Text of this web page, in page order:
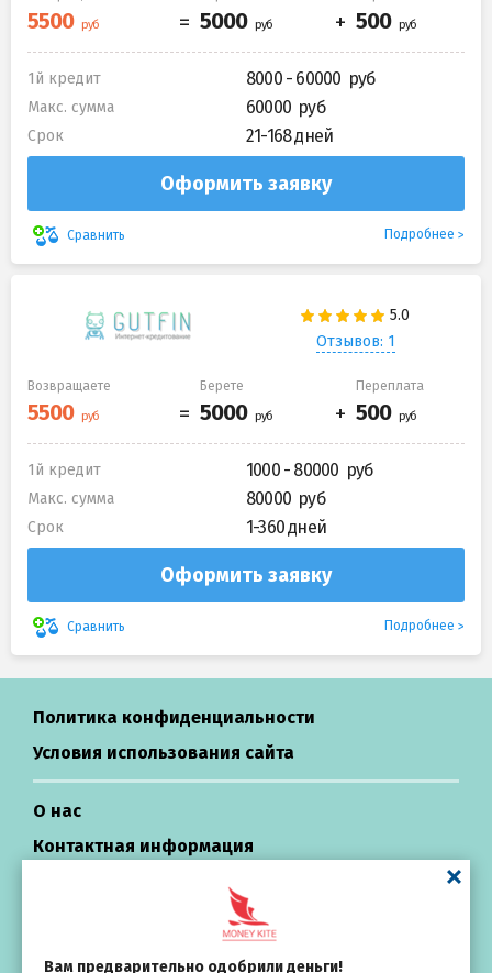
1й кредит 8000 - 60000
Макс. сумма 60000
Срок 21-168 дней
Оформить заявку
Сравнить Подробнее
Отзывов: 1
Возвращаете Берете Переплата
1й кредит 1000 - 80000
Макс. сумма 80000
Срок 1-360 дней
Оформить заявку
Сравнить Подробнее
Вам предварительно одобрили деньги!
Политика конфиденциальности
Условия использования сайта
О нас
Контактная информация
Займы в России